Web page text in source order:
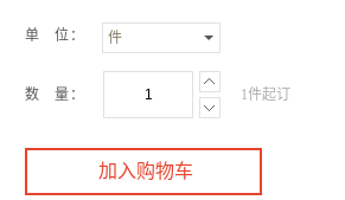
单 位：
数 量： 1件起订
加入购物车